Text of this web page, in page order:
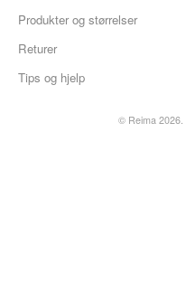
Produkter og størrelser
Returer
Tips og hjelp
© Reima 2026.